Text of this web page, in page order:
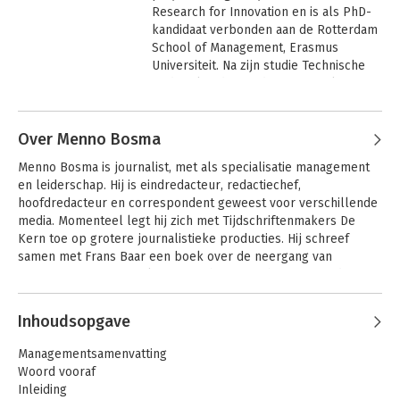
Press, 1998). Recente boeken van zijn
hand zijn 'Innovatie Jij.nu', 'De nieuwe
professional service firm' en 'De Winst
van Purpose'.
Perspectieven op
Research for Innovation en is als PhD-
kandidaat verbonden aan de Rotterdam
School of Management, Erasmus
Universiteit. Na zijn studie Technische
technologische en niet-technologische
van organisaties versterken.
De Winst van
Purpose
Over Menno Bosma
Menno Bosma is journalist, met als specialisatie management
en leiderschap. Hij is eindredacteur, redactiechef,
hoofdredacteur en correspondent geweest voor verschillende
media. Momenteel legt hij zich met Tijdschriftenmakers De
Kern toe op grotere journalistieke producties. Hij schreef
samen met Frans Baar een boek over de neergang van
gekomen dan een propedeuse filosofie.
Inhoudsopgave
Managementsamenvatting
Woord vooraf
Inleiding